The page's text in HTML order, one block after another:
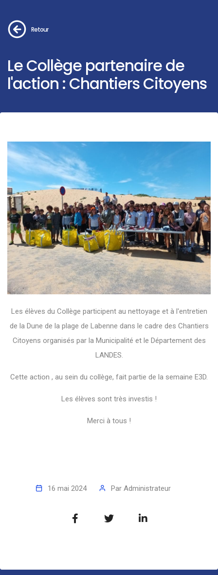
Retour
Le Collège partenaire de
l'action : Chantiers Citoyens
Les élèves du Collège participent au nettoyage et à l'entretien
de la Dune de la plage de Labenne dans le cadre des Chantiers
Citoyens organisés par la Municipalité et le Département des
LANDES.
Cette action , au sein du collège, fait partie de la semaine E3D.
Les élèves sont très investis !
Merci à tous !
16 mai 2024 Par Administrateur